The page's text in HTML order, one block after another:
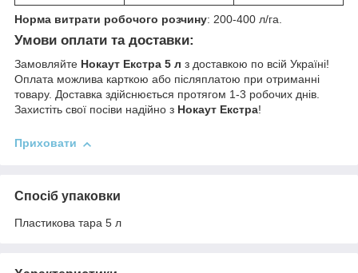
Норма витрати робочого розчину: 200-400 л/га.
Умови оплати та доставки:
Замовляйте Нокаут Екстра 5 л з доставкою по всій Україні!
Оплата можлива карткою або післяплатою при отриманні
товару. Доставка здійснюється протягом 1-3 робочих днів.
Захистіть свої посіви надійно з Нокаут Екстра!
Приховати
Спосіб упаковки
Пластикова тара 5 л